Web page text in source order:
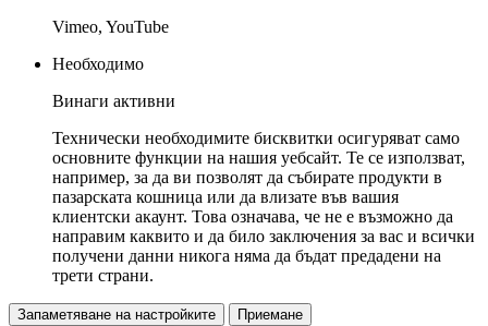
Vimeo, YouTube
Необходимо
Винаги активни
Технически необходимите бисквитки осигуряват само
основните функции на нашия уебсайт. Те се използват,
например, за да ви позволят да събирате продукти в
пазарската кошница или да влизате във вашия
клиентски акаунт. Това означава, че не е възможно да
направим каквито и да било заключения за вас и всички
получени данни никога няма да бъдат предадени на
трети страни.
Запаметяване на настройките
Приемане